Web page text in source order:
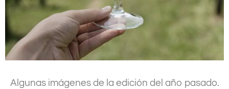
Algunas imágenes de la edición del año pasado.